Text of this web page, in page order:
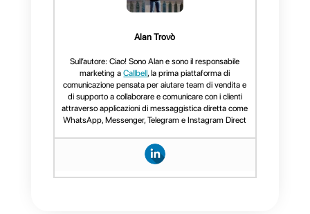
Ciò offre alle aziende una visione
globale e aggiornata delle loro
interazioni con i clienti,
consentendo loro di
meglio le loro esigenze e
preferenze.